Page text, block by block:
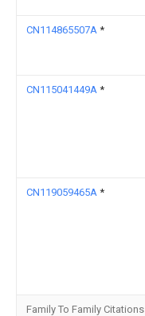
CN114865507A *
CN115041449A *
CN119059465A *
Family To Family Citations